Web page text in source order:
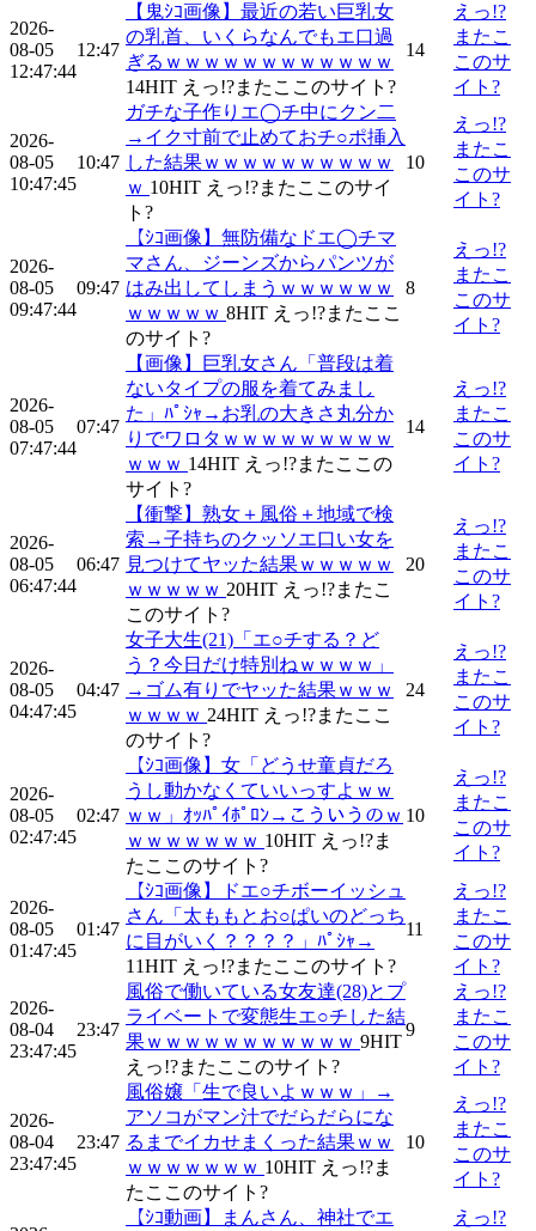
2026-
08-05
12:47:44
12:47
【鬼ｼｺ画像】最近の若い巨乳女
の乳首、いくらなんでもエ口過
ぎるｗｗｗｗｗｗｗｗｗｗｗｗ
14HIT えっ!?またここのサイト?
14
えっ!?
またこ
このサ
イト?
2026-
08-05
10:47:45
10:47
ガチな子作りエ◯チ中にクン二
→イク寸前で止めておチ○ポ挿入
した結果ｗｗｗｗｗｗｗｗｗｗ
ｗ 10HIT えっ!?またここのサイ
ト?
10
えっ!?
またこ
このサ
イト?
2026-
08-05
09:47:44
09:47
【ｼｺ画像】無防備なドエ◯チマ
マさん、ジーンズからパンツが
はみ出してしまうｗｗｗｗｗｗ
ｗｗｗｗｗ 8HIT えっ!?またここ
のサイト?
8
えっ!?
またこ
このサ
イト?
2026-
08-05
07:47:44
07:47
【画像】巨乳女さん「普段は着
ないタイプの服を着てみまし
た」ﾊﾟｼｬ→お乳の大きさ丸分か
りでワロタｗｗｗｗｗｗｗｗｗ
ｗｗｗ 14HIT えっ!?またここの
サイト?
14
えっ!?
またこ
このサ
イト?
2026-
08-05
06:47:44
06:47
【衝撃】熟女＋風俗＋地域で検
索→子持ちのクッソエ口い女を
見つけてヤッた結果ｗｗｗｗｗ
ｗｗｗｗｗ 20HIT えっ!?またこ
このサイト?
20
えっ!?
またこ
このサ
イト?
2026-
08-05
04:47:45
04:47
女子大生(21)「エ○チする？ど
う？今日だけ特別ねｗｗｗｗ」
→ゴム有りでヤッた結果ｗｗｗ
ｗｗｗｗ 24HIT えっ!?またここ
のサイト?
24
えっ!?
またこ
このサ
イト?
2026-
08-05
02:47:45
02:47
【ｼｺ画像】女「どうせ童貞だろ
うし動かなくていいっすよｗｗ
ｗｗ」ｵｯﾊﾟｲﾎﾟﾛﾝ→こういうのｗ
ｗｗｗｗｗｗｗ 10HIT えっ!?ま
たここのサイト?
10
えっ!?
またこ
このサ
イト?
2026-
08-05
01:47:45
01:47
【ｼｺ画像】ドエ○チボーイッシュ
さん「太ももとお○ぱいのどっち
に目がいく？？？？」ﾊﾟｼｬ→
11HIT えっ!?またここのサイト?
11
えっ!?
またこ
このサ
イト?
2026-
08-04
23:47:45
23:47
風俗で働いている女友達(28)とプ
ライベートで変態生エ○チした結
果ｗｗｗｗｗｗｗｗｗｗｗ 9HIT
えっ!?またここのサイト?
9
えっ!?
またこ
このサ
イト?
2026-
08-04
23:47:45
23:47
風俗嬢「生で良いよｗｗｗ」→
アソコがマン汁でだらだらにな
るまでイカせまくった結果ｗｗ
ｗｗｗｗｗｗｗ 10HIT えっ!?ま
たここのサイト?
10
えっ!?
またこ
このサ
イト?
【ｼｺ動画】まんさん、神社でエ えっ!?